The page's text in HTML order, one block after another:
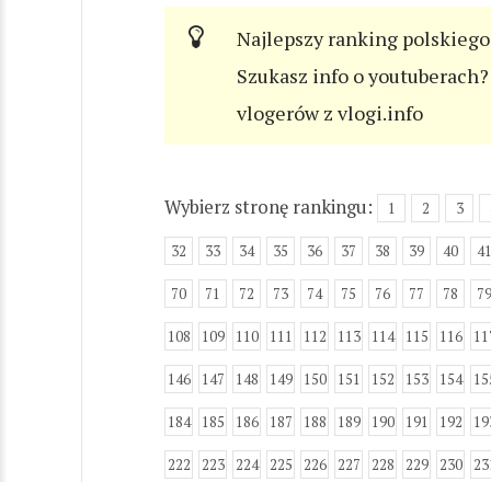
Najlepszy ranking
Szukasz info o
vlogerów z vlogi.info
Wybierz stronę rankingu: 1 2 3
32 33 34 35 36 37 38 39 40 41
70 71 72 73 74 75 76 77 78 79
108 109 110 111 112 113 114 115 116
146 147 148 149 150 151 152 153 154
184 185 186 187 188 189 190 191 192
222 223 224 225 226 227 228 229 230